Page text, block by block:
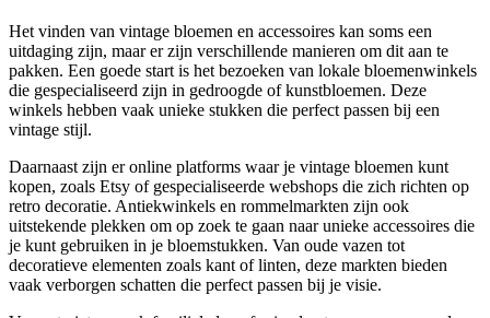
Het vinden van vintage bloemen en accessoires kan soms een
uitdaging zijn, maar er zijn verschillende manieren om dit aan te
pakken. Een goede start is het bezoeken van lokale bloemenwinkels
die gespecialiseerd zijn in gedroogde of kunstbloemen. Deze
winkels hebben vaak unieke stukken die perfect passen bij een
vintage stijl.
Daarnaast zijn er online platforms waar je vintage bloemen kunt
kopen, zoals Etsy of gespecialiseerde webshops die zich richten op
retro decoratie. Antiekwinkels en rommelmarkten zijn ook
uitstekende plekken om op zoek te gaan naar unieke accessoires die
je kunt gebruiken in je bloemstukken. Van oude vazen tot
decoratieve elementen zoals kant of linten, deze markten bieden
vaak verborgen schatten die perfect passen bij je visie.